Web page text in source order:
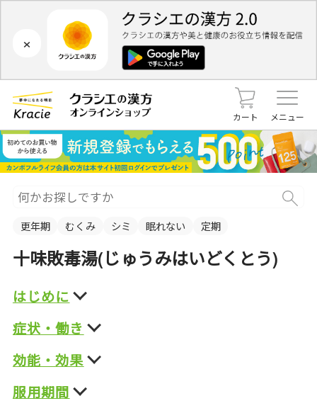
×
カート メニュー
更年期 むくみ シミ 眠れない 定期
十味敗毒湯(じゅうみはいどくとう)
はじめに
症状・働き
効能・効果
服用期間